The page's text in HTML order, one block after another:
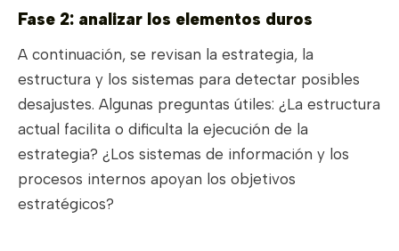
Fase 2: analizar los elementos duros
A continuación, se revisan la estrategia, la
estructura y los sistemas para detectar posibles
desajustes. Algunas preguntas útiles: ¿La estructura
actual facilita o dificulta la ejecución de la
estrategia? ¿Los sistemas de información y los
procesos internos apoyan los objetivos
estratégicos?